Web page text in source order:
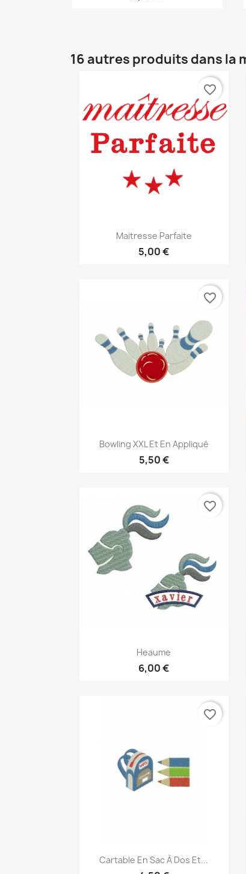
16 autres produits dans la
Aperçu rapide
Maitresse Parfaite
5,00 €
favorite_border
Aperçu rapide
Bowling XXL Et En Appliqué
5,50 €
favorite_border
Aperçu rapide
Heaume
6,00 €
favorite_border
Aperçu rapide
Cartable En Sac À Dos Et...
favorite_border